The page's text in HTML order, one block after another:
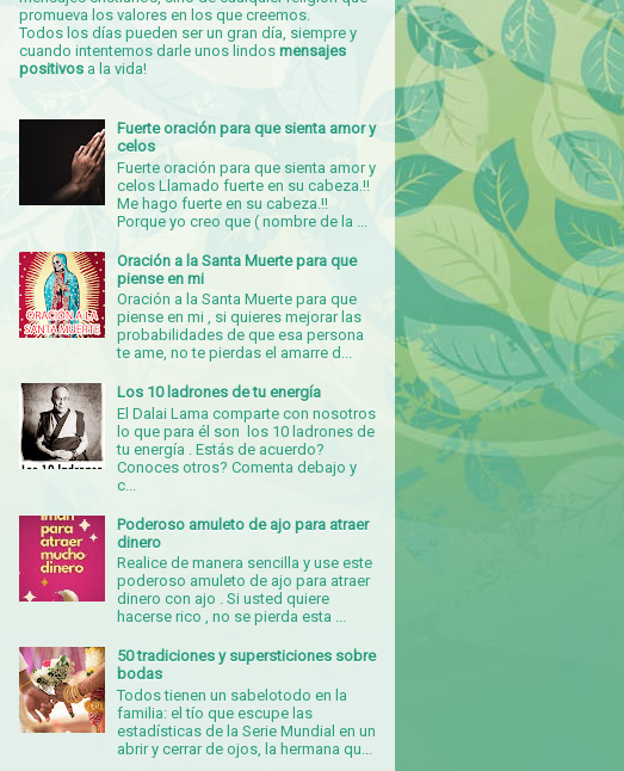
promueva los valores en los que creemos.
Todos los días pueden ser un gran día, siempre y
cuando intentemos darle unos lindos mensajes
positivos a la vida!
Fuerte oración para que sienta amor y
celos
Fuerte oración para que sienta amor y
celos Llamado fuerte en su cabeza.!!
Me hago fuerte en su cabeza.!!
Porque yo creo que ( nombre de la ...
Oración a la Santa Muerte para que
piense en mi
Oración a la Santa Muerte para que
piense en mi , si quieres mejorar las
probabilidades de que esa persona
te ame, no te pierdas el amarre d...
Los 10 ladrones de tu energía
El Dalai Lama comparte con nosotros
lo que para él son los 10 ladrones de
tu energía . Estás de acuerdo?
Conoces otros? Comenta debajo y
c...
Poderoso amuleto de ajo para atraer
dinero
Realice de manera sencilla y use este
poderoso amuleto de ajo para atraer
dinero con ajo . Si usted quiere
hacerse rico , no se pierda esta ...
50 tradiciones y supersticiones sobre
bodas
Todos tienen un sabelotodo en la
familia: el tío que escupe las
estadísticas de la Serie Mundial en un
abrir y cerrar de ojos, la hermana qu...